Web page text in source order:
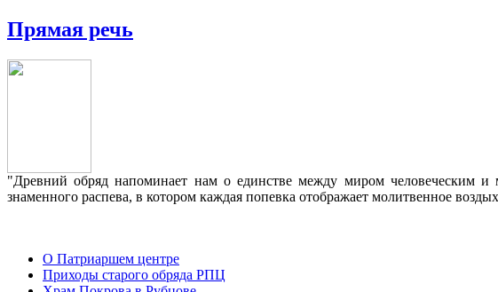
Прямая речь
"Древний обряд напоминает нам о единстве между миром человеческим
знаменного распева, в котором каждая попевка отображает молитвенное
О Патриаршем центре
Приходы старого обряда РПЦ